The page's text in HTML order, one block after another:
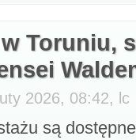
w Toruniu,
2026, 08:42, lc
są